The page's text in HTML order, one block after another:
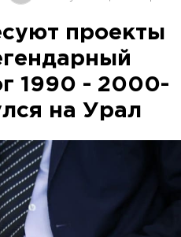
проекты
1990 - 2000-
на Урал